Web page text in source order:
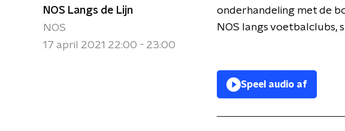
NOS Langs de Lijn
NOS
17 april 2021 22:00 - 23:00
onderhandeling met de
NOS langs voetbalclubs,
Speel audio af